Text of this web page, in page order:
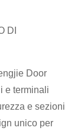
DI
Door
e terminali
e sezioni
unico per